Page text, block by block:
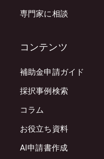
専門家に相談
コンテンツ
補助金申請ガイド
採択事例検索
コラム
お役立ち資料
AI申請書作成